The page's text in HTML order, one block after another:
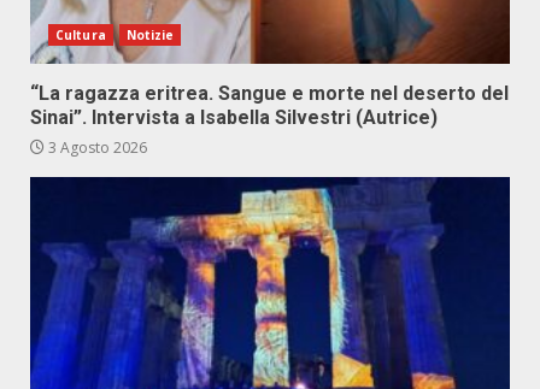
Cultura Notizie
“La ragazza eritrea. Sangue e morte nel deserto del
Sinai”. Intervista a Isabella Silvestri (Autrice)
3 Agosto 2026